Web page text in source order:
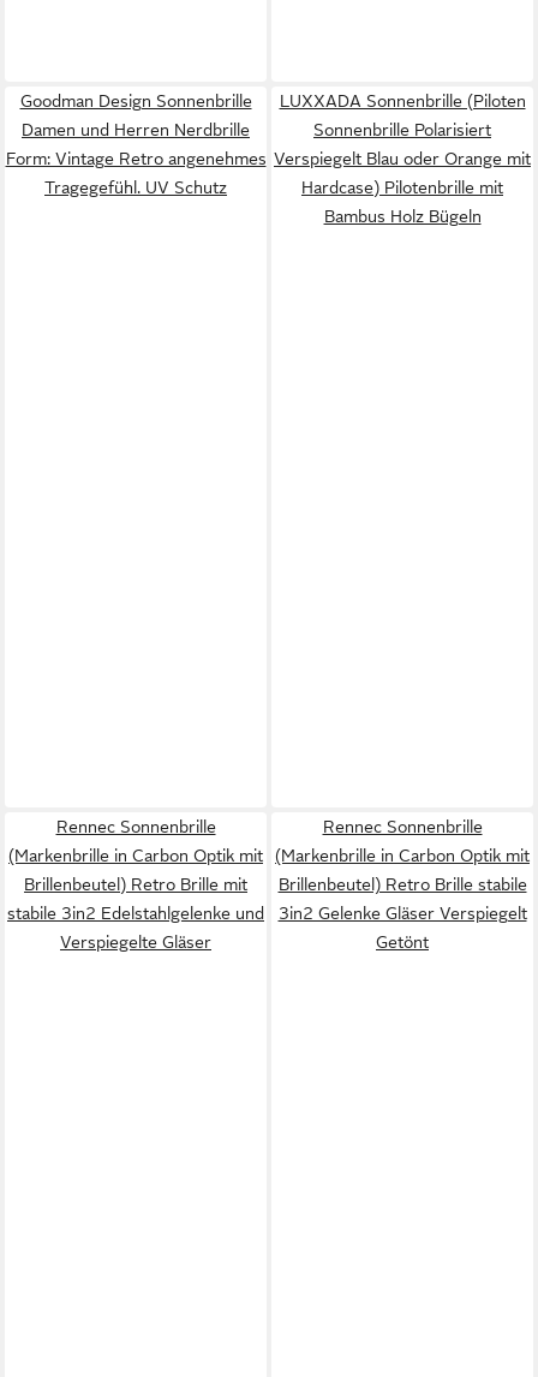
Goodman Design Sonnenbrille
Damen und Herren Nerdbrille
Form: Vintage Retro angenehmes
Tragegefühl. UV Schutz
LUXXADA Sonnenbrille (Piloten
Sonnenbrille Polarisiert
Verspiegelt Blau oder Orange mit
Hardcase) Pilotenbrille mit
Bambus Holz Bügeln
Rennec Sonnenbrille
(Markenbrille in Carbon Optik mit
Brillenbeutel) Retro Brille mit
stabile 3in2 Edelstahlgelenke und
Verspiegelte Gläser
Rennec Sonnenbrille
(Markenbrille in Carbon Optik mit
Brillenbeutel) Retro Brille stabile
3in2 Gelenke Gläser Verspiegelt
Getönt